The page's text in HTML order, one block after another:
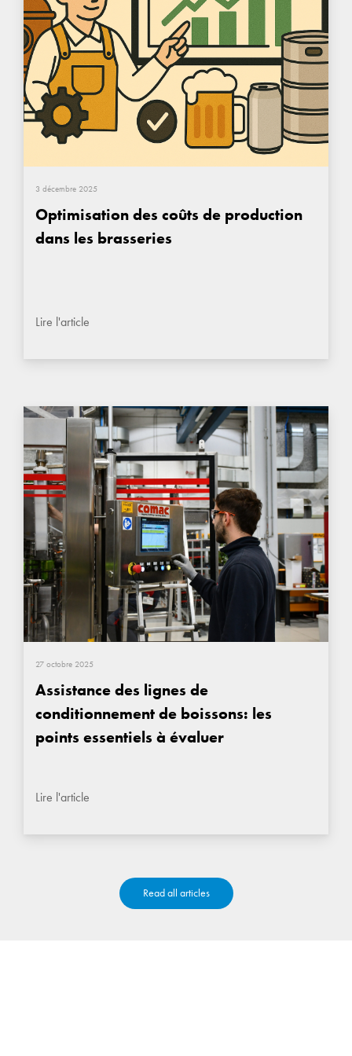
3 décembre 2025
Optimisation des coûts de production
dans les brasseries
Lire l'article
27 octobre 2025
Assistance des lignes de
conditionnement de boissons: les
points essentiels à évaluer
Lire l'article
Read all articles